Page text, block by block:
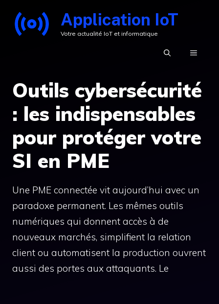
contenu
Application IoT
Votre actualité IoT et informatique
MENU
Outils cybersécurité
: les indispensables
pour protéger votre
SI en PME
Une PME connectée vit aujourd’hui avec un
paradoxe permanent. Les mêmes outils
numériques qui donnent accès à de
nouveaux marchés, simplifient la relation
client ou automatisent la production ouvrent
aussi des portes aux attaquants. Le